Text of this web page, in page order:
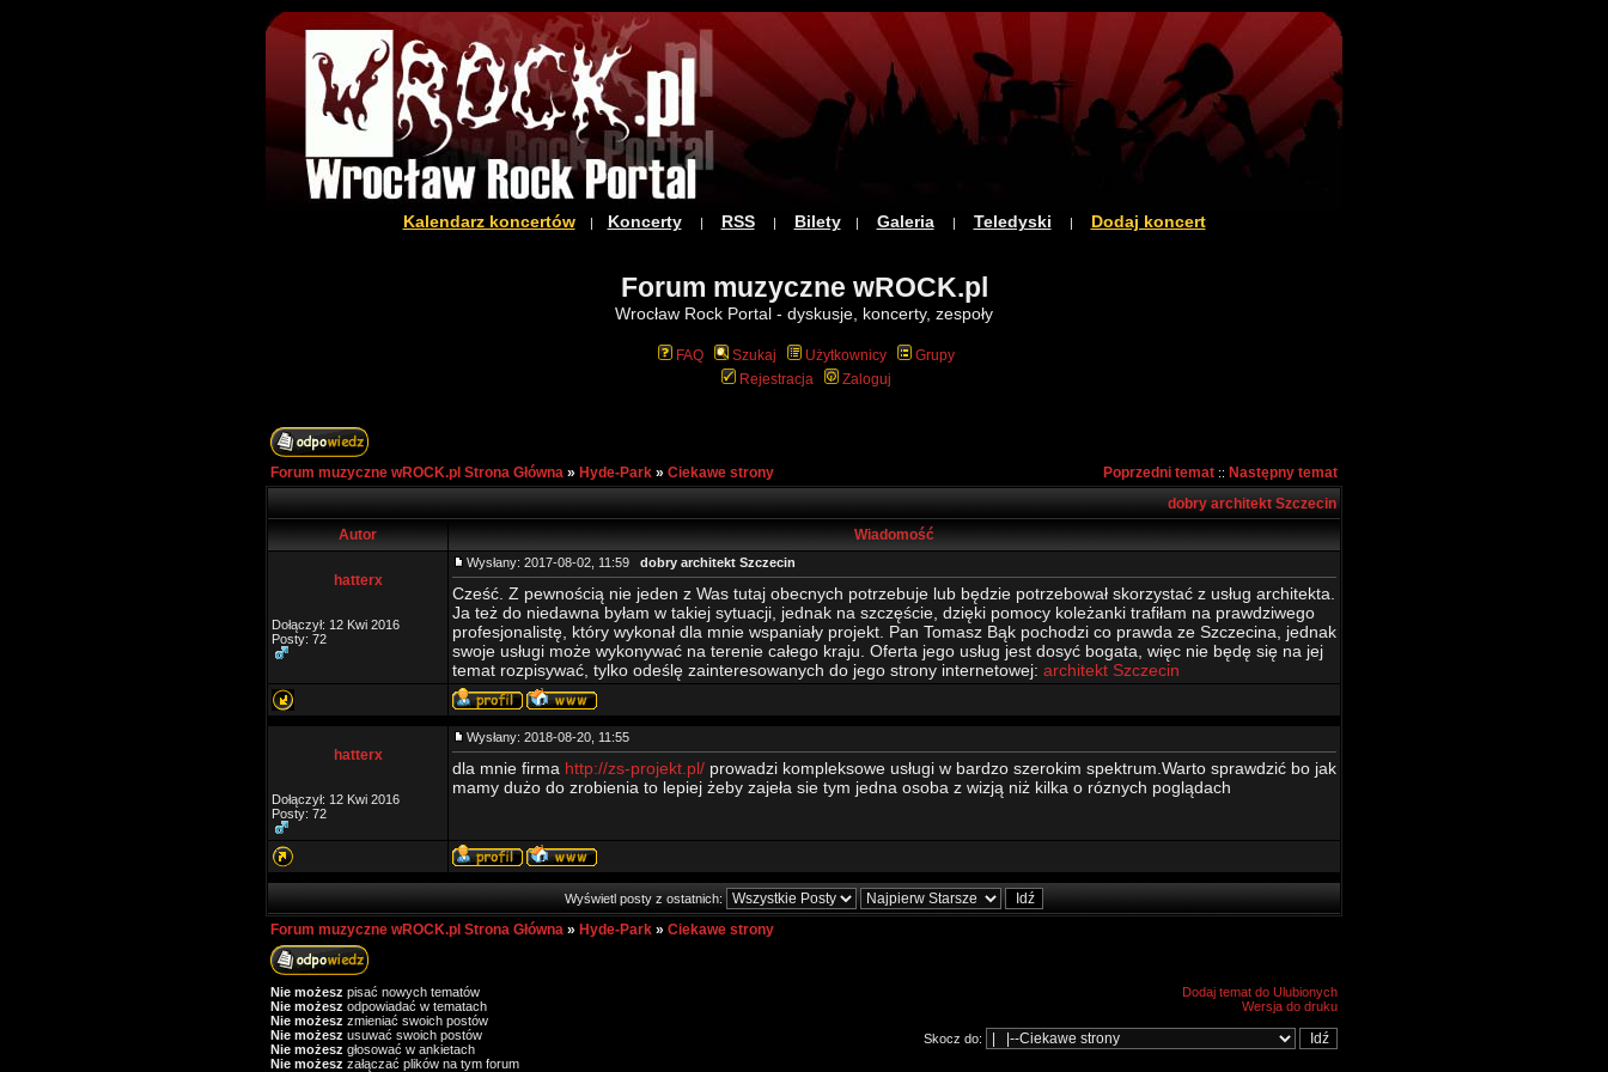
Kalendarz koncertów| Koncerty| RSS| Bilety| Galeria| Teledyski | Dodaj koncert
Forum muzyczne wROCK.pl
Wrocław Rock Portal - dyskusje, koncerty, zespoły
FAQ Szukaj Użytkownicy
Grupy
Rejestracja
Zaloguj
Forum muzyczne wROCK.pl Strona Główna » Hyde-Park » Ciekawe strony Poprzedni temat :: Następny temat
dobry architekt Szczecin
Autor
Wiadomość
hatterx
Dołączył: 12 Kwi 2016
Posty: 72
Wysłany: 2017-08-02, 11:59 dobry architekt Szczecin
Cześć. Z pewnością nie jeden z Was tutaj obecnych potrzebuje lub będzie potrzebował skorzystać z usług architekta.
Ja też do niedawna byłam w takiej sytuacji, jednak na szczęście, dzięki pomocy koleżanki trafiłam na prawdziwego
profesjonalistę, który wykonał dla mnie wspaniały projekt. Pan Tomasz Bąk pochodzi co prawda ze Szczecina, jednak
swoje usługi może wykonywać na terenie całego kraju. Oferta jego usług jest dosyć bogata, więc nie będę się na jej
temat rozpisywać, tylko odeślę zainteresowanych do jego strony internetowej: architekt Szczecin
hatterx
Dołączył: 12 Kwi 2016
Posty: 72
Wysłany: 2018-08-20, 11:55
dla mnie firma http://zs-projekt.pl/ prowadzi kompleksowe usługi w bardzo szerokim spektrum.Warto sprawdzić bo jak
mamy dużo do zrobienia to lepiej żeby zajeła sie tym jedna osoba z wizją niż kilka o róznych poglądach
Wyświetl posty z ostatnich:
Forum muzyczne wROCK.pl Strona Główna » Hyde-Park » Ciekawe strony
Nie możesz pisać nowych tematów
Nie możesz odpowiadać w tematach
Nie możesz zmieniać swoich postów
Nie możesz usuwać swoich postów
Nie możesz głosować w ankietach
Nie możesz załączać plików na tym forum
Dodaj temat do Ulubionych
Wersja do druku
Skocz do: